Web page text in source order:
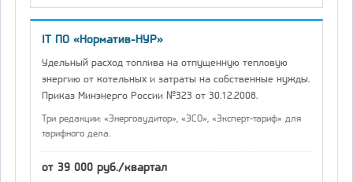
IT ПО «Норматив-НУР»
Удельный расход топлива на отпущенную тепловую
энергию от котельных и затраты на собственные нужды.
Приказ Минэнерго России №323 от 30.12.2008.
Три редакции: «Энергоаудитор», «ЭСО», «Эксперт-тариф» для
тарифного дела.
от 39 000 руб./квартал